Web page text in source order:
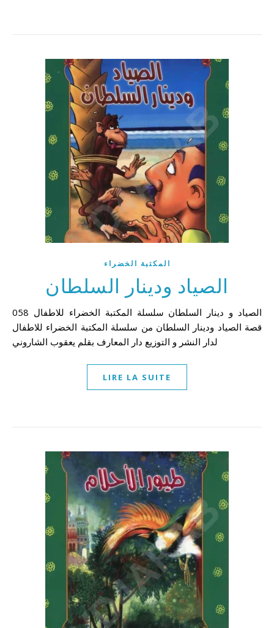
المكتبة الخضراء
الصياد ودينار السلطان
058 الصياد و دينار السلطان سلسلة المكتبة الخضراء للاطفال
قصة الصياد ودينار السلطان من سلسلة المكتبة الخضراء للاطفال
LIRE LA SUITE